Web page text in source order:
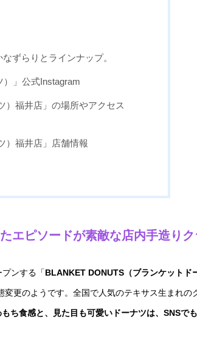
ずらりとラインナップ。
）」公式Instagram
）福井店」の場所やアクセス
）福井店」店舗情報
エピソードが素敵な店内手造り
ンする「BLANKET DONUTS（ブランケットド
変更のようです。全国で人気のテキサス生まれの
ち食感と、見た目も可愛いドーナツは、SNSで